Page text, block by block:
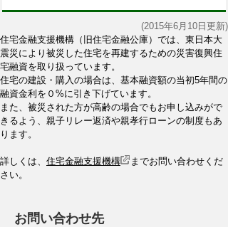
(2015年6月10日更新)
住宅金融支援機構（旧住宅金融公庫）では、東日本大
震災により被災した住宅を再建するための災害復興住
宅融資を取り扱っています。
住宅の建設・購入の場合は、基本融資額の当初5年間の
融資金利を０%に引き下げています。
また、被災された方が高齢の場合でもお申し込みがで
きるよう、親子リレー返済や親孝行ローンの制度もあ
ります。
詳しくは、 住宅金融支援機構
までお問い合わせくだ
さい。
お問い合わせ先